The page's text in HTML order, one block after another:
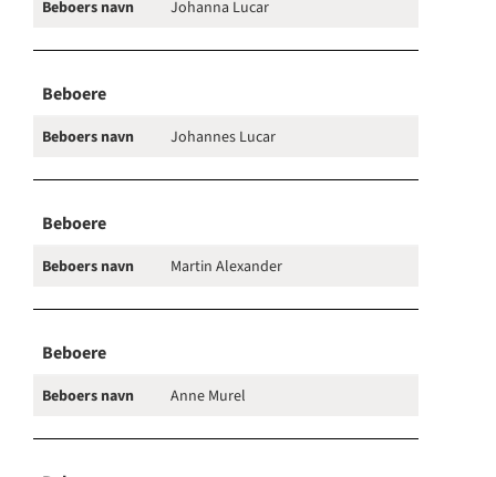
Beboers navn Johanna Lucar
Beboere
Beboers navn Johannes Lucar
Beboere
Beboers navn Martin Alexander
Beboere
Beboers navn Anne Murel